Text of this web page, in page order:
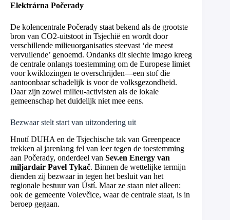
Elektrárna Počerady
De kolencentrale Počerady staat bekend als de grootste
bron van CO2-uitstoot in Tsjechië en wordt door
verschillende milieuorganisaties steevast ‘de meest
vervuilende’ genoemd. Ondanks dit slechte imago kreeg
de centrale onlangs toestemming om de Europese limiet
voor kwiklozingen te overschrijden—een stof die
aantoonbaar schadelijk is voor de volksgezondheid.
Daar zijn zowel milieu-activisten als de lokale
gemeenschap het duidelijk niet mee eens.
Bezwaar stelt start van uitzondering uit
Hnutí DUHA en de Tsjechische tak van Greenpeace
trekken al jarenlang fel van leer tegen de toestemming
aan Počerady, onderdeel van Sev.en Energy van
miljardair Pavel Tykač. Binnen de wettelijke termijn
dienden zij bezwaar in tegen het besluit van het
regionale bestuur van Ústí. Maar ze staan niet alleen:
ook de gemeente Volevčice, waar de centrale staat, is in
beroep gegaan.